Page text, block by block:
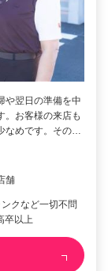
や翌日の準備を中
。お客様の来店も
なめです。その…
舗
クなど一切不問
卒以上